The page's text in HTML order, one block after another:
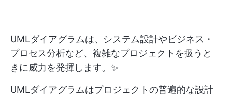
UMLダイアグラムは、システム設計やビジネス・
プロセス分析など、複雑なプロジェクトを扱うと
きに威力を発揮します。✨
UMLダイアグラムはプロジェクトの普遍的な設計